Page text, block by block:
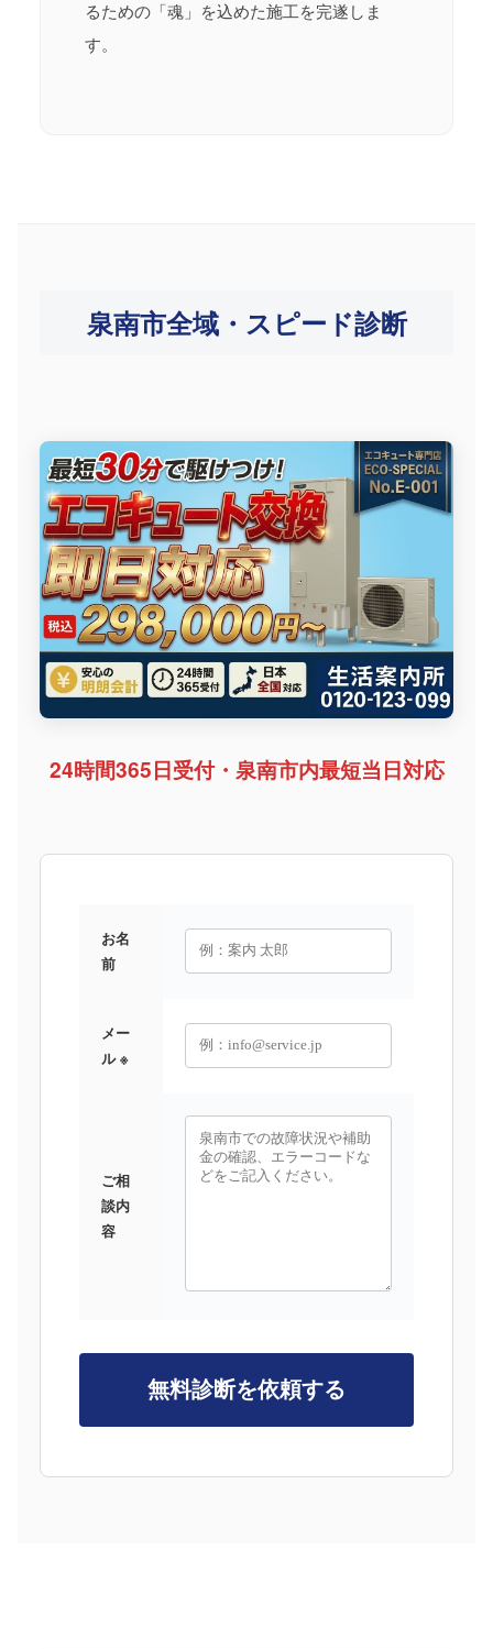
るための「魂」を込めた施工を完遂しま
す。
泉南市全域・スピード診断
24時間365日受付・泉南市内最短当日対応
お名
前
メー
ル ※
ご相
談内
容